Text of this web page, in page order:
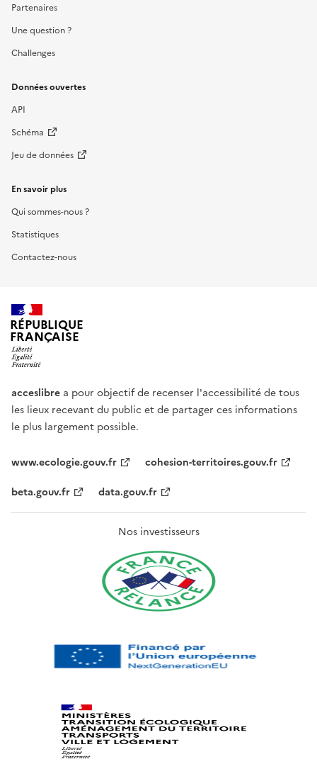
Partenaires
Une question ?
Challenges
Données ouvertes
API
Schéma
Jeu de données
En savoir plus
Qui sommes-nous ?
Statistiques
Contactez-nous
RÉPUBLIQUE
FRANÇAISE
acceslibre a pour objectif de recenser l'accessibilité de tous
les lieux recevant du public et de partager ces informations
le plus largement possible.
www.ecologie.gouv.fr
cohesion-territoires.gouv.fr
beta.gouv.fr
data.gouv.fr
Nos investisseurs